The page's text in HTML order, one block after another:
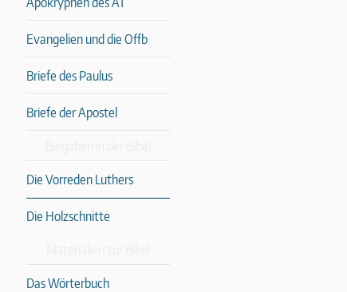
Evangelien und die Offb
Briefe des Paulus
Briefe der Apostel
Die Vorreden Luthers
Die Holzschnitte
Das Wörterbuch